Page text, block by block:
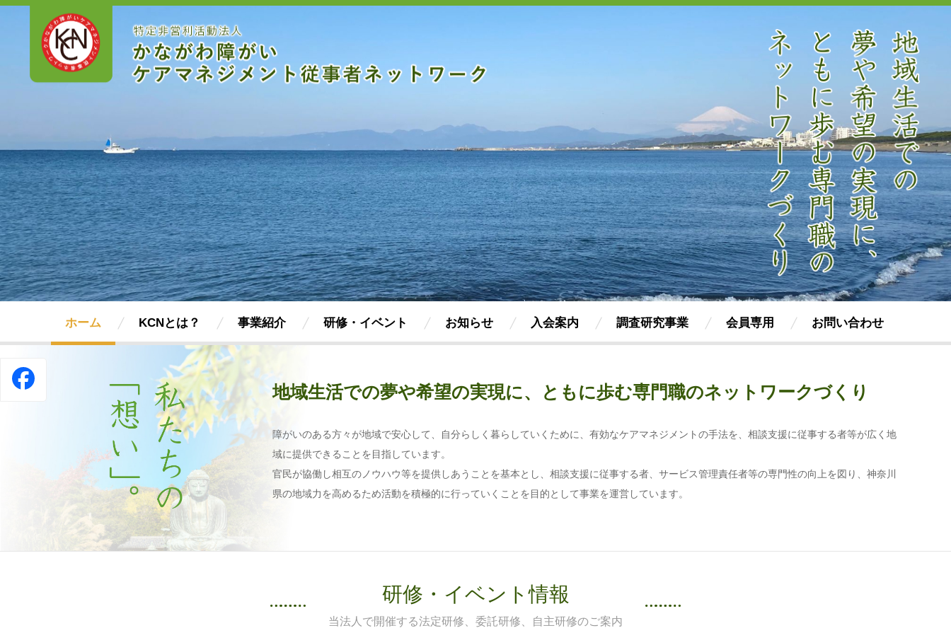
ホーム KCNとは？ 事業紹介 研修・イベント お知らせ 入会案内 調査研究事業 会員専用 お問い合わせ
地域生活での夢や希望の実現に、ともに歩む専門職のネットワークづくり
障がいのある方々が地域で安心して、自分らしく暮らしていくために、有効なケアマネジメントの手法を、相談支援に従事する者等が広く地
域に提供できることを目指しています。
官民が協働し相互のノウハウ等を提供しあうことを基本とし、相談支援に従事する者、サービス管理責任者等の専門性の向上を図り、神奈川
県の地域力を高めるため活動を積極的に行っていくことを目的として事業を運営しています。
研修・イベント情報
当法人で開催する法定研修、委託研修、自主研修のご案内